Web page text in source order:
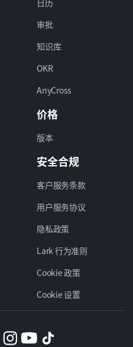
日历
审批
知识库
OKR
AnyCross
价格
版本
安全合规
客户服务条款
用户服务协议
隐私政策
Lark 行为准则
Cookie 政策
Cookie 设置